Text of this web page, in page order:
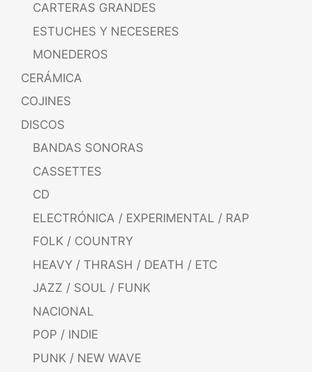
CARTERAS GRANDES
ESTUCHES Y NECESERES
MONEDEROS
CERÁMICA
COJINES
DISCOS
BANDAS SONORAS
CASSETTES
CD
ELECTRÓNICA / EXPERIMENTAL / RAP
FOLK / COUNTRY
HEAVY / THRASH / DEATH / ETC
JAZZ / SOUL / FUNK
NACIONAL
POP / INDIE
PUNK / NEW WAVE